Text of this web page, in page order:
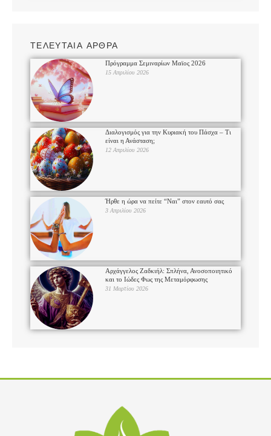
ΤΕΛΕΥΤΑΙΑ ΑΡΘΡΑ
Πρόγραμμα Σεμιναρίων Μαϊος 2026
15 Απριλίου 2026
Διαλογισμός για την Κυριακή του Πάσχα – Τι
είναι η Ανάσταση;
12 Απριλίου 2026
Ήρθε η ώρα να πείτε “Ναι” στον εαυτό σας
3 Απριλίου 2026
Αρχάγγελος Ζαδκιήλ: Σπλήνα, Ανοσοποιητικό
και το Ιώδες Φως της Μεταμόρφωσης
31 Μαρτίου 2026